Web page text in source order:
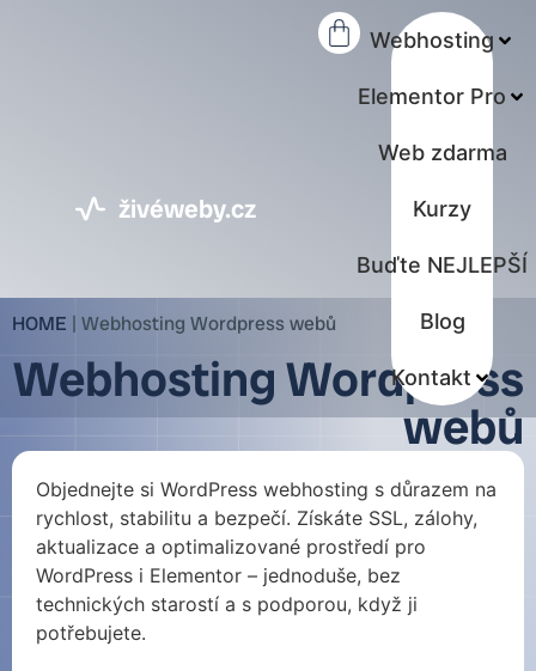
živéweby.cz
Webhosting
Elementor Pro
Web zdarma
Kurzy
Buďte NEJLEPŠÍ
Blog
Kontakt
HOME | Webhosting Wordpress webů
Webhosting Wordpress
webů
Objednejte si WordPress webhosting s důrazem na
rychlost, stabilitu a bezpečí. Získáte SSL, zálohy,
aktualizace a optimalizované prostředí pro
WordPress i Elementor – jednoduše, bez
technických starostí a s podporou, když ji
potřebujete.